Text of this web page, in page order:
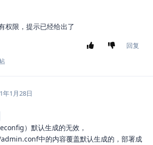
限，提示已经给出了
回复
年1月28日
）默认生成的无效，
中的内容覆盖默认生成的，部署成